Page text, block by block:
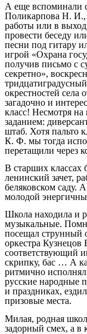
А еще вспоминали
Поликарпова Н. И.,
работы или в
провести беседу
песни под гитару
игрой «Охрана
получив письмо с
секретно»,
окрестностей села
загадочно и
класс! Несмотря на
заданием:
штаб. Хотя пальто
К. Ф. мы тогда
перетащили через
В старших классах
ленинский зачет,
беляковском саду.
молодой
Школа находила и
музыкальные.
посещал струнный
оркестра
соответствующий
скрипку, бас … А
ритмично
русские народные
и праздниках,
призовые места.
Милая, родная
задорный смех, а в